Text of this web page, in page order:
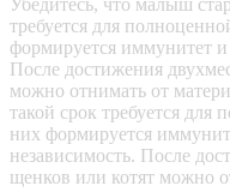
Убедитесь, что малыш
требуется для
формируется иммунитет и
После достижения
можно отнимать от
такой срок требуется
них формируется
независимость. После
щенков или котят можно